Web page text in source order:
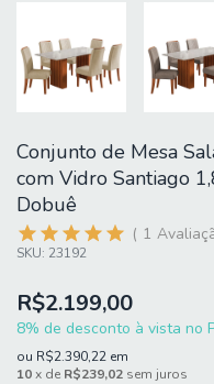
Conjunto de Mesa
com Vidro Santiago
Dobuê
1
SKU: 23192
R$2.199,00
8% de desconto à vista no
ou R$2.390,22 em
10x de R$239,02 sem juros